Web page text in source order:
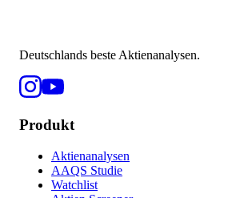
Deutschlands beste Aktienanalysen.
Produkt
Aktienanalysen
AAQS Studie
Watchlist